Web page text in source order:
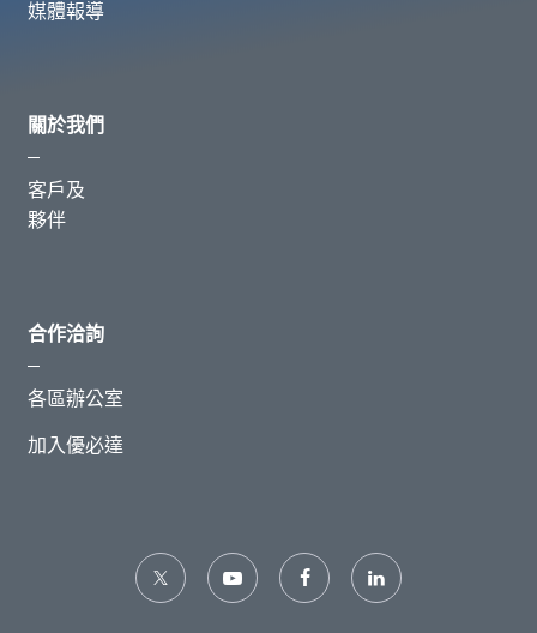
媒體報導
關於我們
客戶及
夥伴
合作洽詢
各區辦公室
加入優必達